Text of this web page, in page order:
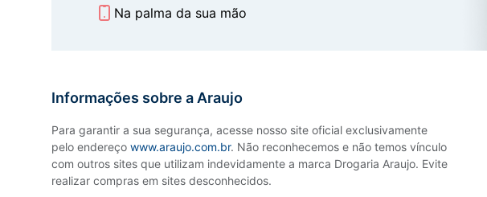
Na palma da sua mão
Informações sobre a Araujo
Para garantir a sua segurança, acesse nosso site oficial exclusivamente
pelo endereço www.araujo.com.br. Não reconhecemos e não temos vínculo
com outros sites que utilizam indevidamente a marca Drogaria Araujo. Evite
realizar compras em sites desconhecidos.